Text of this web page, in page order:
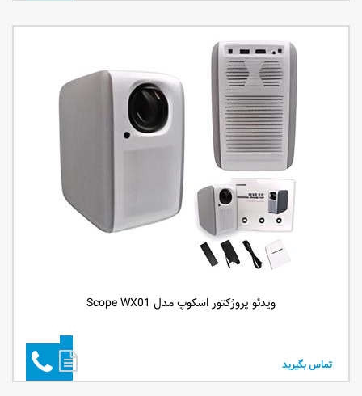
ویدئو پروژکتور اسکوپ مدل Scope WX01
تماس بگیرید